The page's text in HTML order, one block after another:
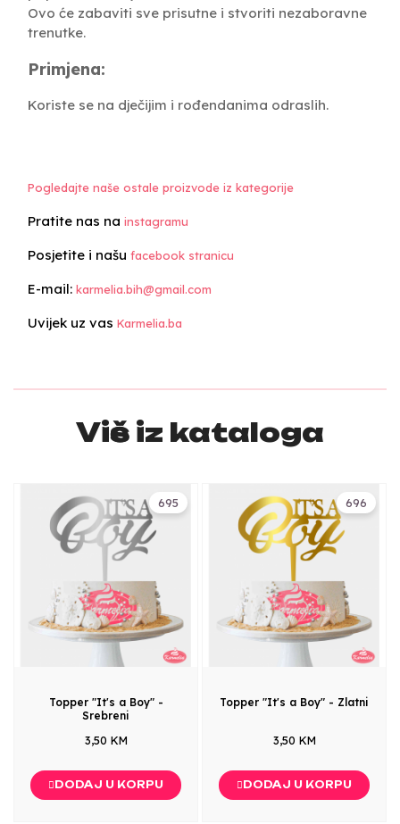
Ovo će zabaviti sve prisutne i stvoriti nezaboravne
trenutke.
Primjena:
Koriste se na dječijim i rođendanima odraslih.
Pogledajte naše ostale proizvode iz kategorije
Pratite nas na instagramu
Posjetite i našu facebook stranicu
E-mail: karmelia.bih@gmail.com
Uvijek uz vas Karmelia.ba
Više iz kataloga
695
Topper "It's a Boy" -
Srebreni
3,50 KM
DODAJ U KORPU
696
Topper "It's a Boy" - Zlatni
3,50 KM
DODAJ U KORPU